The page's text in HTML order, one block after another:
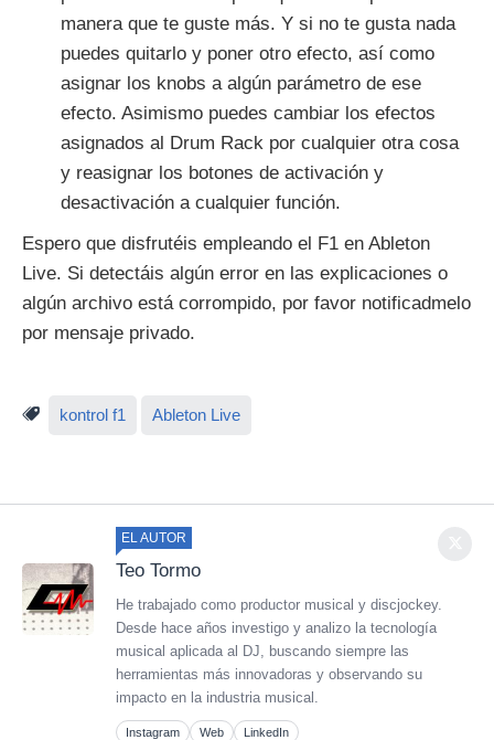
manera que te guste más. Y si no te gusta nada
puedes quitarlo y poner otro efecto, así como
asignar los knobs a algún parámetro de ese
efecto. Asimismo puedes cambiar los efectos
asignados al Drum Rack por cualquier otra cosa
y reasignar los botones de activación y
desactivación a cualquier función.
Espero que disfrutéis empleando el F1 en Ableton
Live. Si detectáis algún error en las explicaciones o
algún archivo está corrompido, por favor notificadmelo
por mensaje privado.
kontrol f1 Ableton Live
EL AUTOR
Teo Tormo
He trabajado como productor musical y discjockey.
Desde hace años investigo y analizo la tecnología
musical aplicada al DJ, buscando siempre las
herramientas más innovadoras y observando su
impacto en la industria musical.
Instagram Web LinkedIn